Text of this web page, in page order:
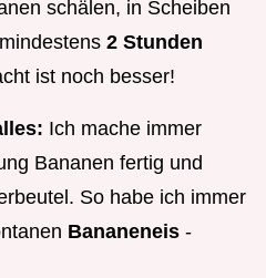
schälen, in Scheiben
2 Stunden
ist noch besser!
Ich mache immer
Bananen fertig und
So habe ich immer
Bananeneis -